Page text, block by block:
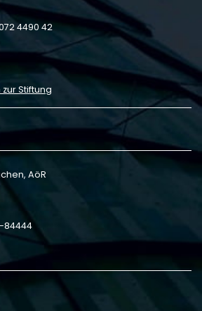
4490 42
Stiftung
AöR
84444